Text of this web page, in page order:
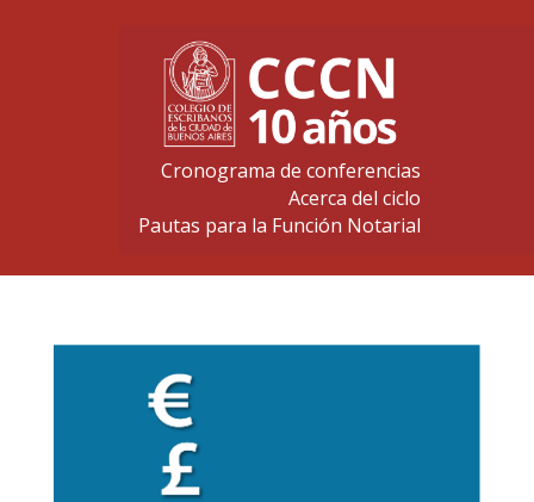
Cronograma de conferencias
Acerca del ciclo
Pautas para la Función Notarial